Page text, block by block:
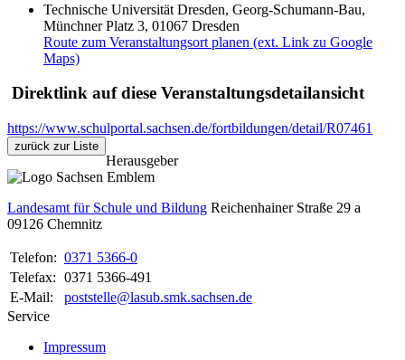
Technische Universität Dresden, Georg-Schumann-Bau,
Münchner Platz 3, 01067 Dresden
Route zum Veranstaltungsort planen (ext. Link zu Google
Maps)
Direktlink auf diese Veranstaltungsdetailansicht
https://www.schulportal.sachsen.de/fortbildungen/detail/R07461
zurück zur Liste
Herausgeber
Landesamt für Schule und Bildung Reichenhainer Straße 29 a
09126 Chemnitz
Telefon: 0371 5366-0
Telefax: 0371 5366-491
E-Mail:
poststelle@lasub.smk.sachsen.de
Service
Impressum